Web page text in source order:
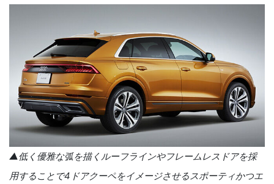
▲低く優雅な弧を描くルーフラインやフレームレスドアを採
用することで4 ドアクーペをイメージさせるスポーティかつエ